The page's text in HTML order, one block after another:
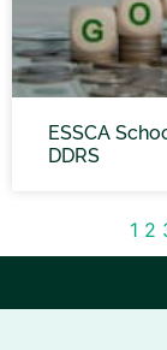
ESSCA
DDRS
1 2